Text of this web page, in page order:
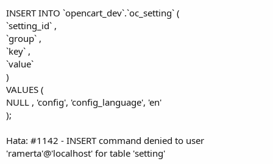
INSERT INTO `opencart_dev`.`oc_setting` (
`setting_id` ,
`group` ,
`key` ,
`value`
)
VALUES (
NULL , 'config', 'config_language', 'en'
);
Hata: #1142 - INSERT command denied to user
'ramerta'@'localhost' for table 'setting'